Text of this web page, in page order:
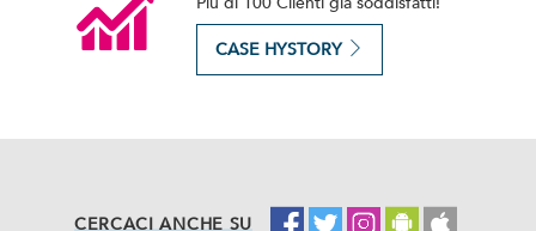
CASE HYSTORY
CERCACI ANCHE SU